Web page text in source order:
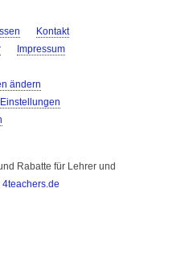
Kontakt
Impressum
ändern
Rabatte für Lehrer und
4teachers.de